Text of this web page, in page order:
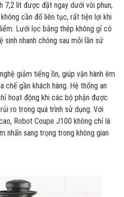
7,2 lít được đặt ngay dưới vòi phun,
cần đổ liên tục, rất tiện lợi khi
Lưới lọc bằng thép không gỉ có
sinh nhanh chóng sau mỗi lần sử
giảm tiếng ồn, giúp vận hành êm
chế gần khách hàng. Hệ thống an
hoạt động khi các bộ phận được
ro trong quá trình sử dụng. Với
Robot Coupe J100 không chỉ là
nhấn sang trọng trong không gian